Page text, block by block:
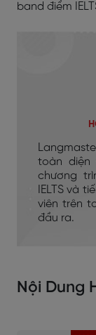
band điểm
toàn diện
chương
IELTS và
viên trên
đầu ra.
Nội Dung